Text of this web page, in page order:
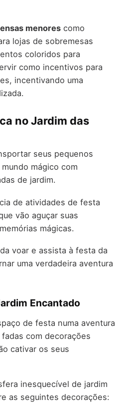
menorescomo
lojas de sobremesas
coloridos para
como incentivos para
incentivando uma
no Jardim das
seus pequenos
mágico com
de jardim.
de atividades de festa
vão aguçar suas
mágicas.
voar e assista à festa da
uma verdadeira aventura
Encantado
de festa numa aventura
com decorações
cativar os seus
inesquecível de jardim
as seguintes decorações: